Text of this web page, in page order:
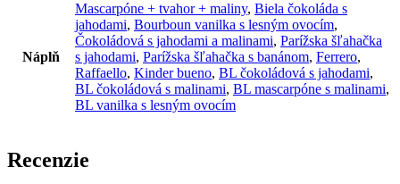
Náplň
Mascarpóne + tvahor + maliny, Biela čokoláda s
jahodami, Bourboun vanilka s lesným ovocím,
Čokoládová s jahodami a malinami, Parížska šľahačka
s jahodami, Parížska šľahačka s banánom, Ferrero,
Raffaello, Kinder bueno, BL čokoládová s jahodami,
BL čokoládová s malinami, BL mascarpóne s malinami,
BL vanilka s lesným ovocím
Recenzie